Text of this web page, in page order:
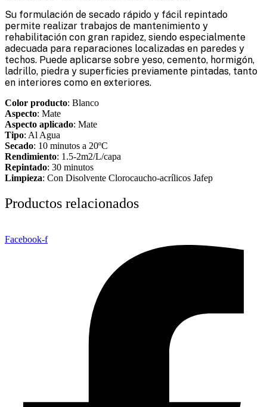
Su formulación de secado rápido y fácil repintado
permite realizar trabajos de mantenimiento y
rehabilitación con gran rapidez, siendo especialmente
adecuada para reparaciones localizadas en paredes y
techos. Puede aplicarse sobre yeso, cemento, hormigón,
ladrillo, piedra y superficies previamente pintadas, tanto
en interiores como en exteriores.
Color producto: Blanco
Aspecto: Mate
Aspecto aplicado: Mate
Tipo: Al Agua
Secado: 10 minutos a 20ºC
Rendimiento: 1.5-2m2/L/capa
Repintado: 30 minutos
Limpieza: Con Disolvente Clorocaucho-acrílicos Jafep
Productos relacionados
Facebook-f